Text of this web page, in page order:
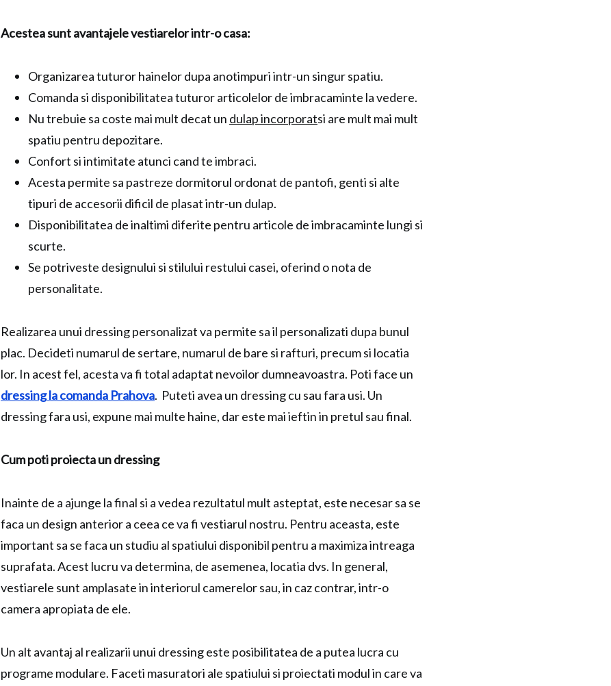
Acestea sunt avantajele vestiarelor intr-o casa:
Organizarea tuturor hainelor dupa anotimpuri intr-un singur spatiu.
Comanda si disponibilitatea tuturor articolelor de imbracaminte la vedere.
Nu trebuie sa coste mai mult decat un dulap incorporatsi are mult mai mult
spatiu pentru depozitare.
Confort si intimitate atunci cand te imbraci.
Acesta permite sa pastreze dormitorul ordonat de pantofi, genti si alte
tipuri de accesorii dificil de plasat intr-un dulap.
Disponibilitatea de inaltimi diferite pentru articole de imbracaminte lungi si
scurte.
Se potriveste designului si stilului restului casei, oferind o nota de
personalitate.
Realizarea unui dressing personalizat va permite sa il personalizati dupa bunul
plac. Decideti numarul de sertare, numarul de bare si rafturi, precum si locatia
lor. In acest fel, acesta va fi total adaptat nevoilor dumneavoastra. Poti face un
dressing la comanda Prahova. Puteti avea un dressing cu sau fara usi. Un
dressing fara usi, expune mai multe haine, dar este mai ieftin in pretul sau final.
Cum poti proiecta un dressing
Inainte de a ajunge la final si a vedea rezultatul mult asteptat, este necesar sa se
faca un design anterior a ceea ce va fi vestiarul nostru. Pentru aceasta, este
important sa se faca un studiu al spatiului disponibil pentru a maximiza intreaga
suprafata. Acest lucru va determina, de asemenea, locatia dvs. In general,
vestiarele sunt amplasate in interiorul camerelor sau, in caz contrar, intr-o
camera apropiata de ele.
Un alt avantaj al realizarii unui dressing este posibilitatea de a putea lucra cu
programe modulare. Faceti masuratori ale spatiului si proiectati modul in care va